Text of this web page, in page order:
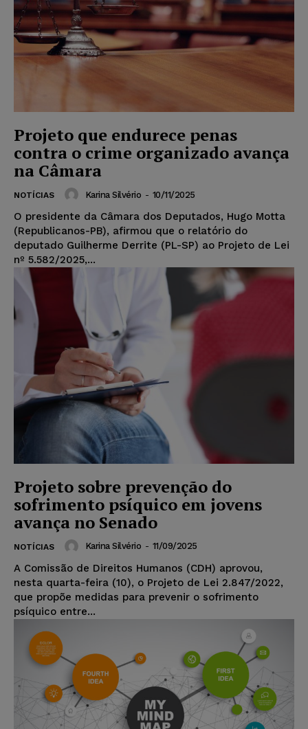
Projeto que endurece penas
contra o crime organizado avança
na Câmara
NOTÍCIAS Karina Silvério - 10/11/2025
O presidente da Câmara dos Deputados, Hugo Motta
(Republicanos-PB), afirmou que o relatório do
deputado Guilherme Derrite (PL-SP) ao Projeto de Lei
nº 5.582/2025,...
Projeto sobre prevenção do
sofrimento psíquico em jovens
avança no Senado
NOTÍCIAS Karina Silvério - 11/09/2025
A Comissão de Direitos Humanos (CDH) aprovou,
nesta quarta-feira (10), o Projeto de Lei 2.847/2022,
que propõe medidas para prevenir o sofrimento
psíquico entre...